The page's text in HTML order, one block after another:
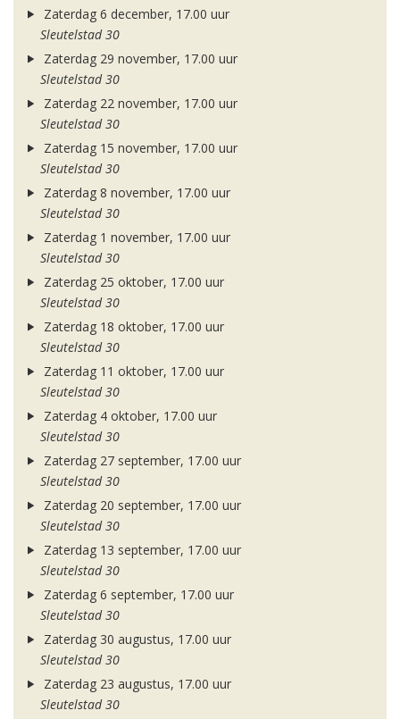
Zaterdag 6 december, 17.00 uur
Sleutelstad 30
Zaterdag 29 november, 17.00 uur
Sleutelstad 30
Zaterdag 22 november, 17.00 uur
Sleutelstad 30
Zaterdag 15 november, 17.00 uur
Sleutelstad 30
Zaterdag 8 november, 17.00 uur
Sleutelstad 30
Zaterdag 1 november, 17.00 uur
Sleutelstad 30
Zaterdag 25 oktober, 17.00 uur
Sleutelstad 30
Zaterdag 18 oktober, 17.00 uur
Sleutelstad 30
Zaterdag 11 oktober, 17.00 uur
Sleutelstad 30
Zaterdag 4 oktober, 17.00 uur
Sleutelstad 30
Zaterdag 27 september, 17.00 uur
Sleutelstad 30
Zaterdag 20 september, 17.00 uur
Sleutelstad 30
Zaterdag 13 september, 17.00 uur
Sleutelstad 30
Zaterdag 6 september, 17.00 uur
Sleutelstad 30
Zaterdag 30 augustus, 17.00 uur
Sleutelstad 30
Zaterdag 23 augustus, 17.00 uur
Sleutelstad 30